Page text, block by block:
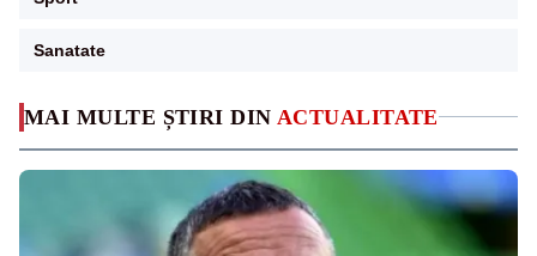
MAI MULTE ȘTIRI DIN ACTUALITATE
Sanatate